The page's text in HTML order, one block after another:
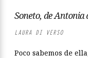
Soneto, de Antonia
LAURA DI VERSO
Poco sabemos de